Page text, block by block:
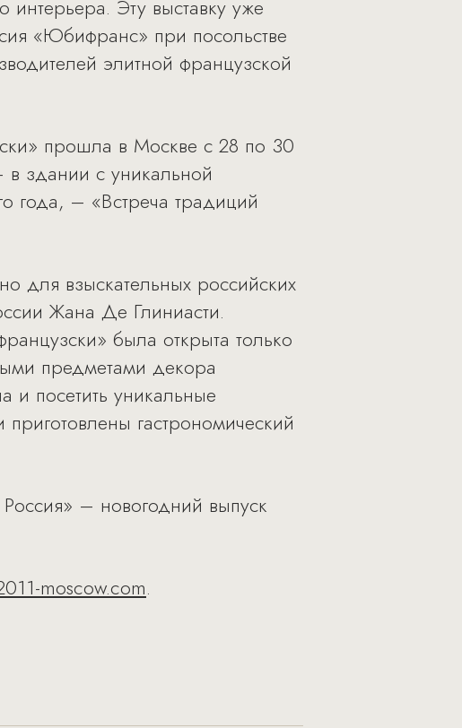
интерьера. Эту выставку уже
«Юбифранс» при посольстве
элитной французской
прошла в Москве с 28 по 30
в здании с уникальной
года, – «Встреча традиций
для взыскательных российских
Жана Де Глиниасти.
была открыта только
предметами декора
и посетить уникальные
гастрономический
– новогодний выпуск
moscow.com.